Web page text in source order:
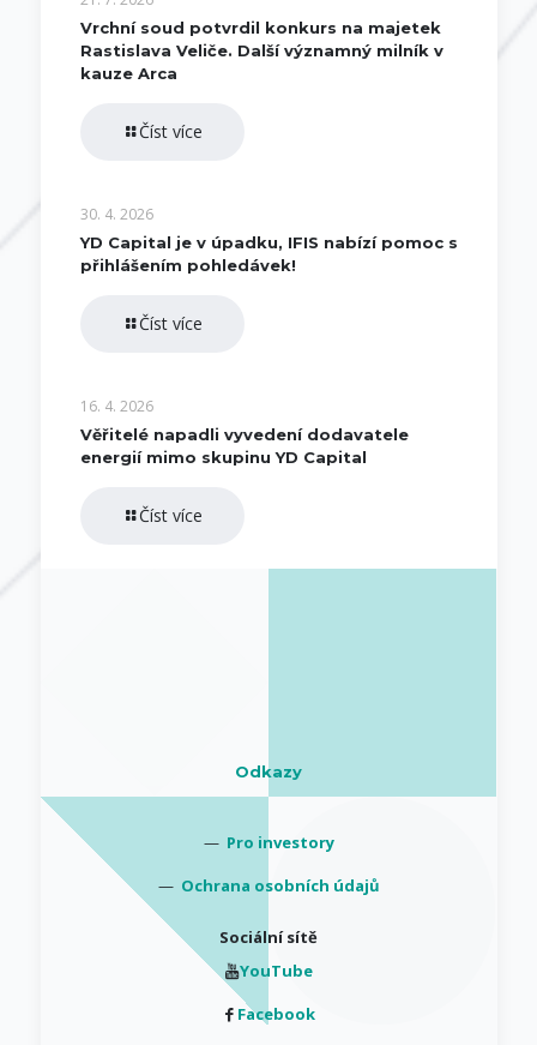
Vrchní soud potvrdil konkurs na majetek
Rastislava Veliče. Další významný milník v
kauze Arca
Číst více
30. 4. 2026
YD Capital je v úpadku, IFIS nabízí pomoc s
přihlášením pohledávek!
Číst více
16. 4. 2026
Věřitelé napadli vyvedení dodavatele
energií mimo skupinu YD Capital
Číst více
Odkazy
— Pro investory
— Ochrana osobních údajů
Sociální sítě
YouTube
Facebook